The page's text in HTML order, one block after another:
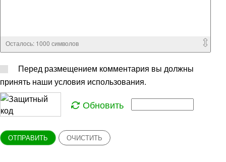
Осталось: 1000 символов
Перед размещением комментария вы должны
принять наши условия использования.
Обновить
ОТПРАВИТЬ ОЧИСТИТЬ